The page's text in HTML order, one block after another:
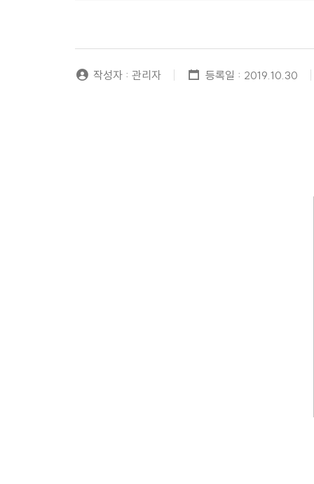
작성자 : 관리자 등록일 : 2019.10.30